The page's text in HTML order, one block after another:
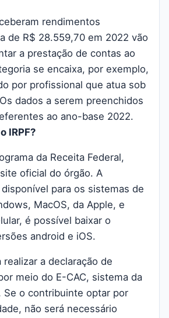
rendimentos
de R$ 28.559,70 em 2022 vão
a prestação de contas ao
se encaixa, por exemplo,
por profissional que atua sob
dados a serem preenchidos
ao ano-base 2022.
IRPF?
da Receita Federal,
oficial do órgão. A
para os sistemas de
MacOS, da Apple, e
é possível baixar o
android e iOS.
realizar a declaração de
meio do E-CAC, sistema da
Se o contribuinte optar por
não será necessário